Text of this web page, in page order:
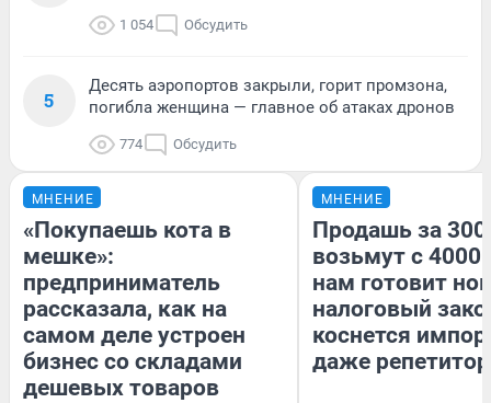
1 054 Обсудить
5
Десять аэропортов закрыли, горит промзона,
погибла женщина — главное об атаках дронов
774 Обсудить
МНЕНИЕ
«Покупаешь кота в
мешке»:
предприниматель
рассказала, как на
самом деле устроен
бизнес со складами
дешевых товаров
МНЕНИЕ
Продашь за
возьмут с
нам готовит
налоговый
коснется
даже